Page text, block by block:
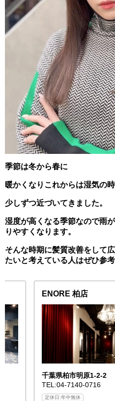
季節は冬から春に
暖かくなりこれからは湿気の
少しずつ近づいてきました。
湿度が高くなる季節なので雨
りやすくなります。
そんな時期に髪質改善をして
たいと考えている人はぜひ参考
ENORE 柏店
千葉県柏市明原1-2-2
TEL:04-7140-0716
定休日:年中無休